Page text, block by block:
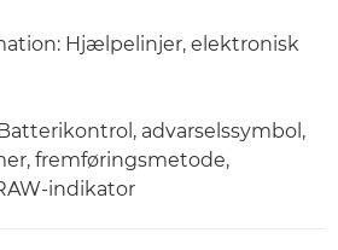
Hjælpelinjer, elektronisk
advarselssymbol,
fremføringsmetode,
indikator